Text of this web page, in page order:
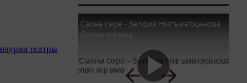
театры
Сәхнә сере - Зөлфия Нигъмәтҗанова
белән әңгәмә